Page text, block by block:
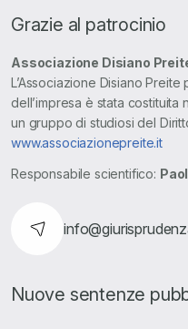
Grazie al patrocinio
Associazione Disiano
L’Associazione Disiano
dell’impresa è stata costituita
un gruppo di studiosi del
www.associazionepreite.it
Responsabile scientifico:
Nuove sentenze